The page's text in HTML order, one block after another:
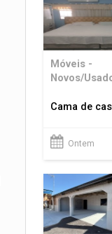
Móveis -
Novos/
Cama de
Ontem